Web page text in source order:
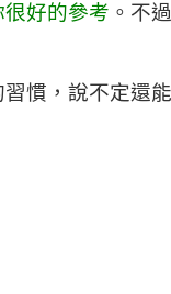
好的參考 。不
慣，說不定還